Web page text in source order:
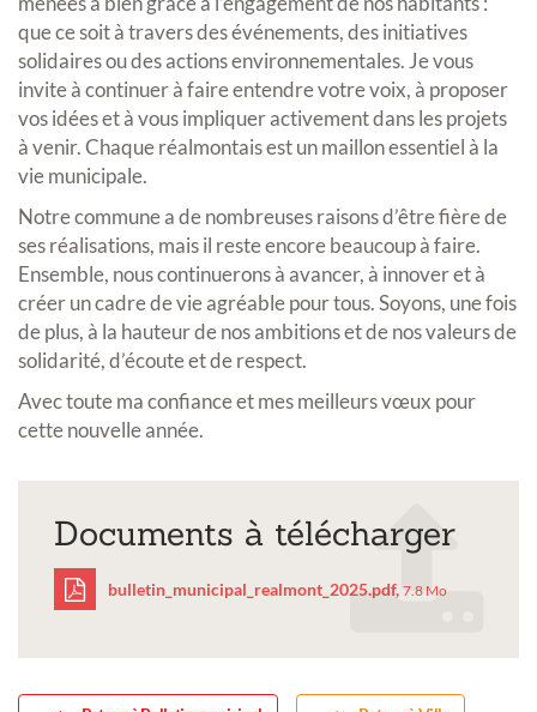
que ce soit à travers des événements, des initiatives
solidaires ou des actions environnementales. Je vous
invite à continuer à faire entendre votre voix, à proposer
vos idées et à vous impliquer activement dans les projets
à venir. Chaque réalmontais est un maillon essentiel à la
vie municipale.
Notre commune a de nombreuses raisons d’être fière de
ses réalisations, mais il reste encore beaucoup à faire.
Ensemble, nous continuerons à avancer, à innover et à
créer un cadre de vie agréable pour tous. Soyons, une fois
de plus, à la hauteur de nos ambitions et de nos valeurs de
solidarité, d’écoute et de respect.
Avec toute ma confiance et mes meilleurs vœux pour
cette nouvelle année.
Documents à télécharger
bulletin_municipal_realmont_2025.pdf, 7.8 Mo